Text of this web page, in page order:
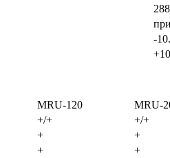
-
MRU-120
MRU-
+/+
+/+
+
+
+
+